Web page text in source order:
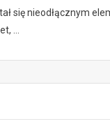
się nieodłącznym
…